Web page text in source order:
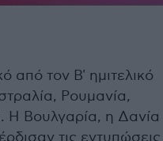
από τον Β' ημιτελικό
Ρουμανία,
Η Βουλγαρία, η Δανία
τις εντυπώσεις